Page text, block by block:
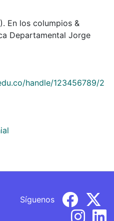
En los columpios &
Departamental Jorge
handle/123456789/2
Síguenos